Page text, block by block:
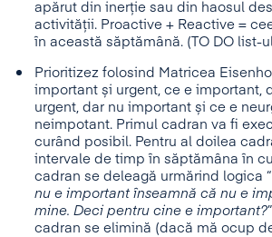
apărut din inerție sau din haosul
activității. Proactive + Reactive =
în această săptămână. (TO DO list-
Prioritizez folosind Matricea
important și urgent, ce e important,
urgent, dar nu important și ce e
neimpotant. Primul cadran va fi
curând posibil. Pentru al doilea
intervale de timp în săptămâna în
cadran se deleagă urmărind logica “
nu e important înseamnă că nu e
mine. Deci pentru cine e important?
cadran se elimină (dacă mă ocup